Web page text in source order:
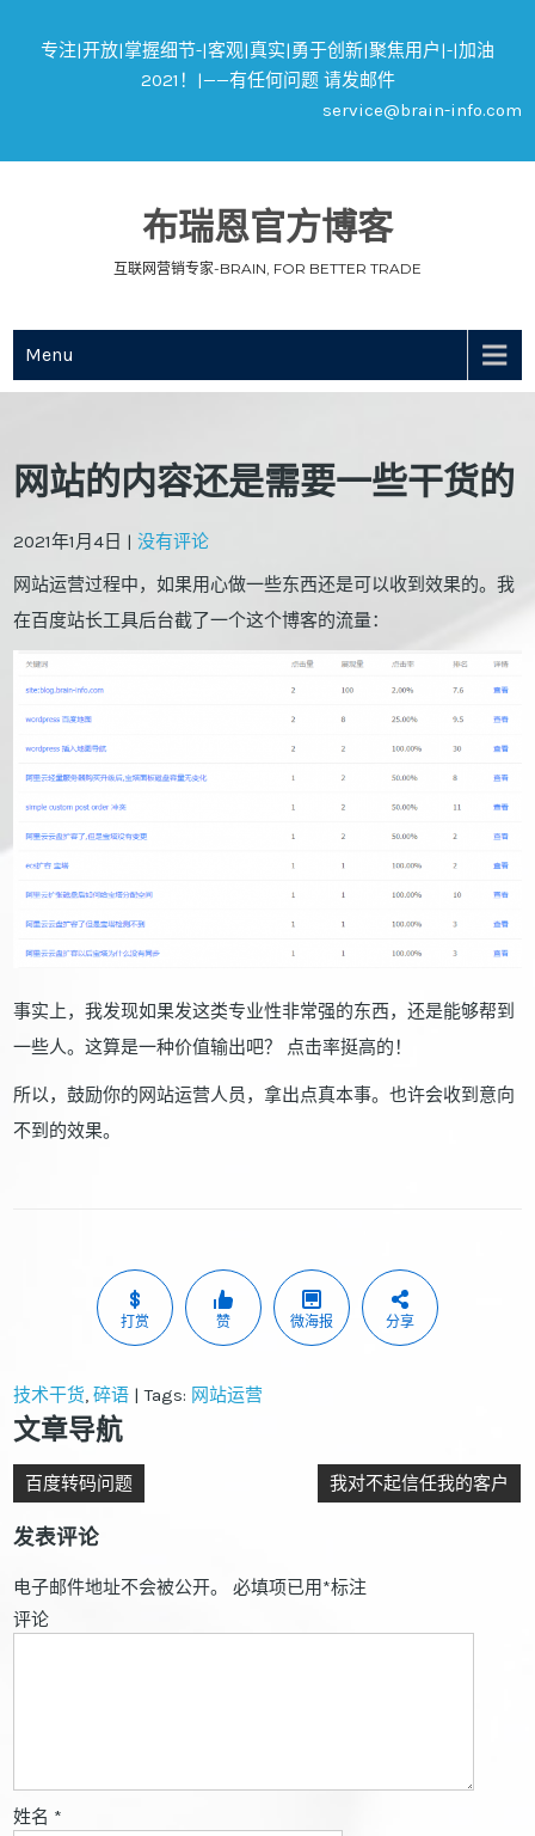
专注|开放|掌握细节-|客观|真实|勇于创新|聚焦用户|-|加油
2021！|——有任何问题 请发邮件
service@brain-info.com
布瑞恩官方博客
互联网营销专家-BRAIN, FOR BETTER TRADE
Menu
网站的内容还是需要一些干货的
2021年1月4日 |没有评论
网站运营过程中，如果用心做一些东西还是可以收到效果的。我
在百度站长工具后台截了一个这个博客的流量：
事实上，我发现如果发这类专业性非常强的东西，还是能够帮到
一些人。这算是一种价值输出吧？ 点击率挺高的！
所以，鼓励你的网站运营人员，拿出点真本事。也许会收到意向
不到的效果。
打赏 赞 微海报 分享
技术干货,碎语 | Tags: 网站运营
文章导航
百度转码问题 我对不起信任我的客户
发表评论
电子邮件地址不会被公开。 必填项已用*标注
评论
姓名 *